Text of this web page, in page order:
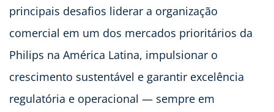
principais desafios liderar a organização
comercial em um dos mercados prioritários da
Philips na América Latina, impulsionar o
crescimento sustentável e garantir excelência
regulatória e operacional — sempre em